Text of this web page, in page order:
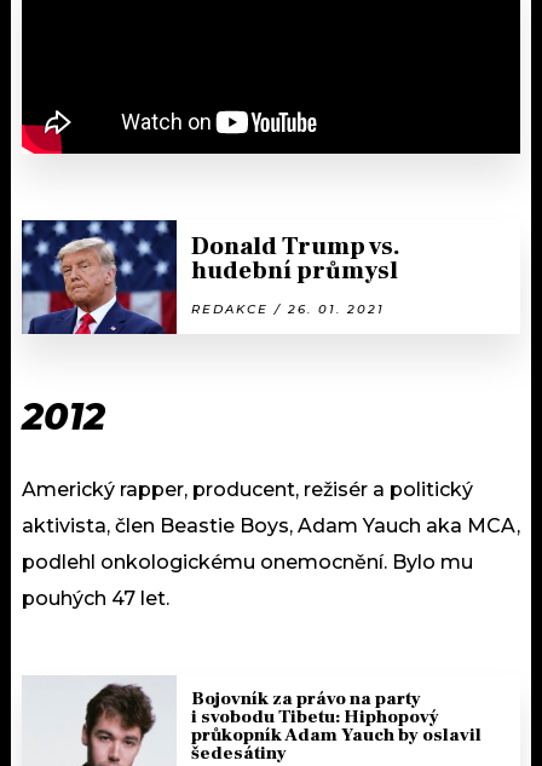
Donald Trump vs.
hudební průmysl
REDAKCE / 26. 01. 2021
2012
Americký rapper, producent, režisér a politický
aktivista, člen Beastie Boys, Adam Yauch aka MCA,
podlehl onkologickému onemocnění. Bylo mu
pouhých 47 let.
Bojovník za právo na party
i svobodu Tibetu: Hiphopový
průkopník Adam Yauch by oslavil
šedesátiny